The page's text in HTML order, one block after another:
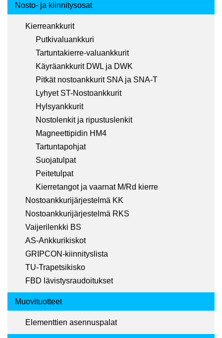
Tuotemenu
Nosto- ja kiinnitysosat
Kierreankkurit
Putkivaluankkuri
Tartuntakierre-valuankkurit
Käyräankkurit DWL ja DWK
Pitkät nostoankkurit SNA ja SNA-T
Lyhyet ST-Nostoankkurit
Hylsyankkurit
Nostolenkit ja ripustuslenkit
Magneettipidin HM4
Tartuntapohjat
Suojatulpat
Peitetulpat
Kierretangot ja vaarnat M/Rd kierre
Nostoankkurijärjestelmä KK
Nostoankkurijärjestelmä RKS
Vaijerilenkki BS
AS-Ankkurikiskot
GRIPCON-kiinnityslista
TU-Trapetsikisko
FBD lävistysraudoitukset
Muovituotteet
Elementtien asennuspalat